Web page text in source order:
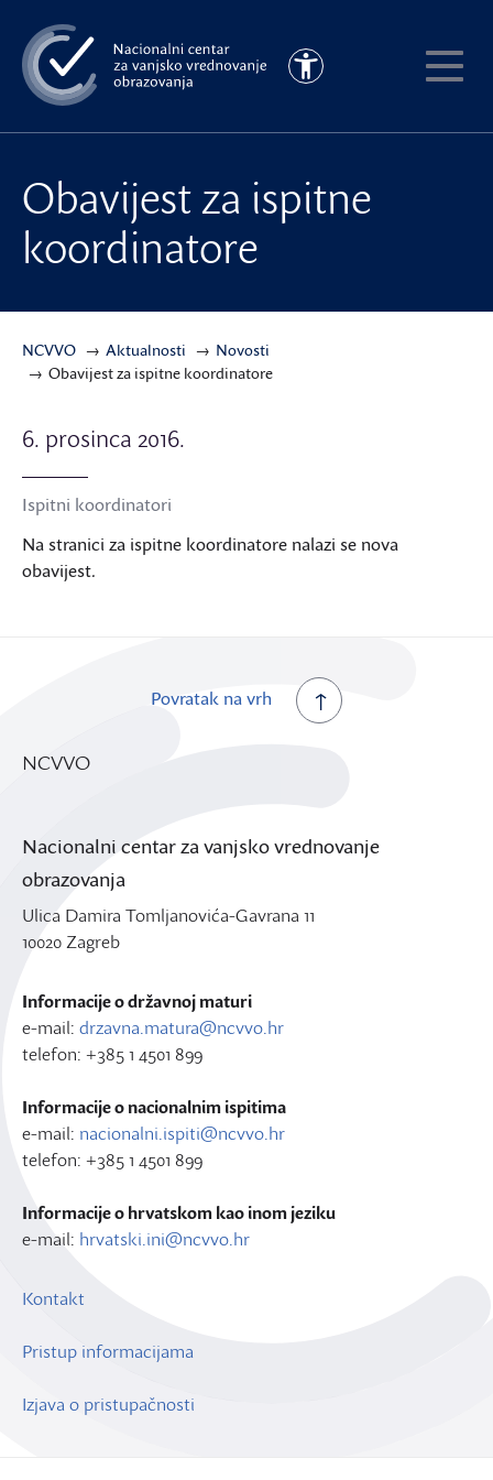
na
glavni
sadržaj
Pristupačnost
Obavijest za ispitne
koordinatore
NCVVO Aktualnosti
Novosti
Obavijest za ispitne koordinatore
6. prosinca 2016.
Ispitni koordinatori
Na stranici za ispitne koordinatore nalazi se nova
obavijest.
Povratak na vrh
NCVVO
Nacionalni centar za vanjsko vrednovanje
obrazovanja
Ulica Damira Tomljanovića-Gavrana 11
10020 Zagreb
Informacije o državnoj maturi
e-mail: drzavna.matura@ncvvo.hr
telefon: +385 1 4501 899
Informacije o nacionalnim ispitima
e-mail: nacionalni.ispiti@ncvvo.hr
telefon: +385 1 4501 899
Informacije o hrvatskom kao inom jeziku
e-mail: hrvatski.ini@ncvvo.hr
Kontakt
Pristup informacijama
Izjava o pristupačnosti